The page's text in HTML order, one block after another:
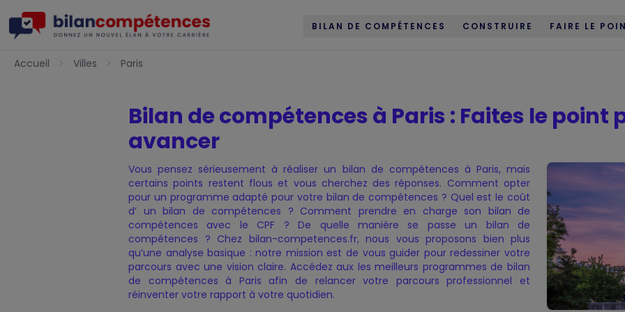
Accueil BILAN DE COMPÉTENCES CONSTRUIRE FAIRE LE
Accueil Villes Paris
Bilan de compétences à Paris : Faites le point
avancer
Vous pensez sérieusement à réaliser un bilan de compétences à Paris, mais
certains points restent flous et vous cherchez des réponses. Comment opter
pour un programme adapté pour votre bilan de compétences ? Quel est le coût
d’ un bilan de compétences ? Comment prendre en charge son bilan de
compétences avec le CPF ? De quelle manière se passe un bilan de
compétences ? Chez bilan-competences.fr, nous vous proposons bien plus
qu’une analyse basique : notre mission est de vous guider pour redessiner votre
parcours avec une vision claire. Accédez aux les meilleurs programmes de bilan
de compétences à Paris afin de relancer votre parcours professionnel et
réinventer votre rapport à votre quotidien.
Présentation — Bilan de compétences
Charte de Qualité
Nos certificats de qualité
Notre Offre
Politique de confidentialité